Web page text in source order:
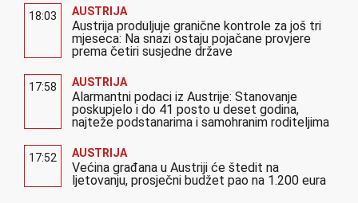
18:03 AUSTRIJA
Austrija produljuje granične kontrole za još tri
mjeseca: Na snazi ostaju pojačane provjere
prema četiri susjedne države
17:58 AUSTRIJA
Alarmantni podaci iz Austrije: Stanovanje
poskupjelo i do 41 posto u deset godina,
najteže podstanarima i samohranim roditeljima
17:52 AUSTRIJA
Većina građana u Austriji će štedit na
ljetovanju, prosječni budžet pao na 1.200 eura